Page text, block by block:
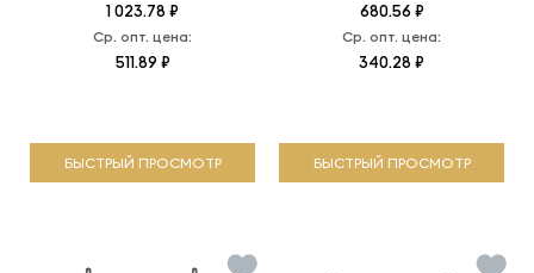
1 023.78 ₽
Ср. опт. цена:
511.89 ₽
БЫСТРЫЙ ПРОСМОТР
680.56 ₽
Ср. опт. цена:
340.28 ₽
БЫСТРЫЙ ПРОСМОТР